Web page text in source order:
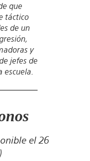
que
táctico
de un
y
jefes de
escuela.
el 26